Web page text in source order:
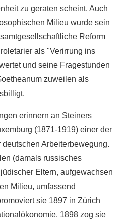
zu geraten scheint. Auch
Milieu wurde sein
Reform
als "Verirrung ins
und seine Fragestunden
zuweilen als
erinnern an Steiners
(1871-1919) einer der
Arbeiterbewegung.
(damals russisches
Eltern, aufgewachsen
Milieu, umfassend
sie 1897 in Zürich
1898 zog sie